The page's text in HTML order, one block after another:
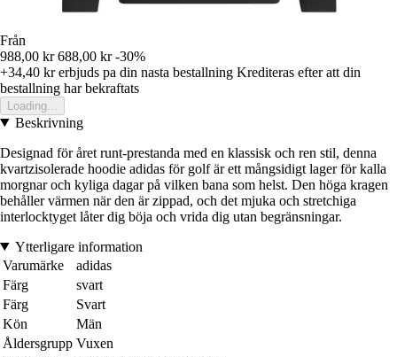
Från
988,00 kr 688,00 kr -30%
+34,40 krerbjuds pa din nasta bestallning Krediteras efter att din
bestallning har bekraftats
Loading...
Beskrivning
Designad för året runt-prestanda med en klassisk och ren stil, denna
kvartzisolerade hoodie adidas för golf är ett mångsidigt lager för kalla
morgnar och kyliga dagar på vilken bana som helst. Den höga kragen
behåller värmen när den är zippad, och det mjuka och stretchiga
interlocktyget låter dig böja och vrida dig utan begränsningar.
Ytterligare information
Varumärke
adidas
Färg
svart
Färg
Svart
Kön
Män
Åldersgrupp Vuxen